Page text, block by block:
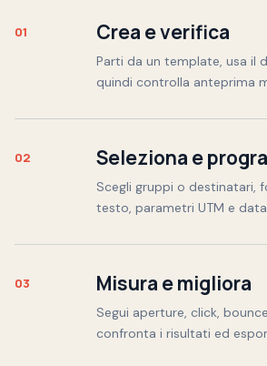
01 Crea e verifica
Parti da un template, usa il
quindi controlla anteprima
02 Seleziona e
Scegli gruppi o destinatari,
testo, parametri UTM e
03 Misura e migliora
Segui aperture, click,
confronta i risultati ed